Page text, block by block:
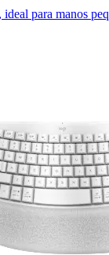
para manos